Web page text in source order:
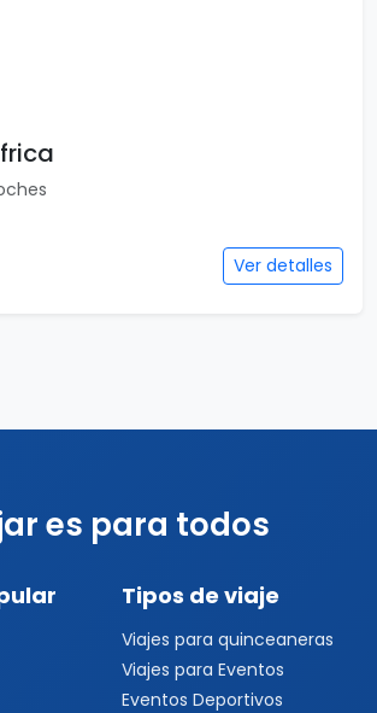
Ver detalles
es para todos
Tipos de viaje
Viajes para quinceaneras
Viajes para Eventos
Eventos Deportivos